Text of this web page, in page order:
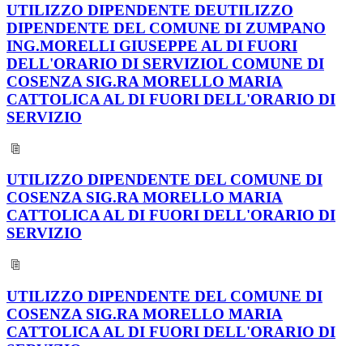
UTILIZZO DIPENDENTE DEUTILIZZO
DIPENDENTE DEL COMUNE DI ZUMPANO
ING.MORELLI GIUSEPPE AL DI FUORI
DELL'ORARIO DI SERVIZIOL COMUNE DI
COSENZA SIG.RA MORELLO MARIA
CATTOLICA AL DI FUORI DELL'ORARIO DI
SERVIZIO
UTILIZZO DIPENDENTE DEL COMUNE DI
COSENZA SIG.RA MORELLO MARIA
CATTOLICA AL DI FUORI DELL'ORARIO DI
SERVIZIO
UTILIZZO DIPENDENTE DEL COMUNE DI
COSENZA SIG.RA MORELLO MARIA
CATTOLICA AL DI FUORI DELL'ORARIO DI